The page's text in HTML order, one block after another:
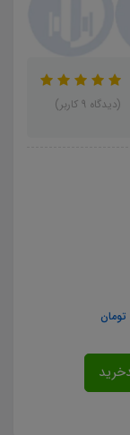
(دیدگاه 9 کاربر)
تومان